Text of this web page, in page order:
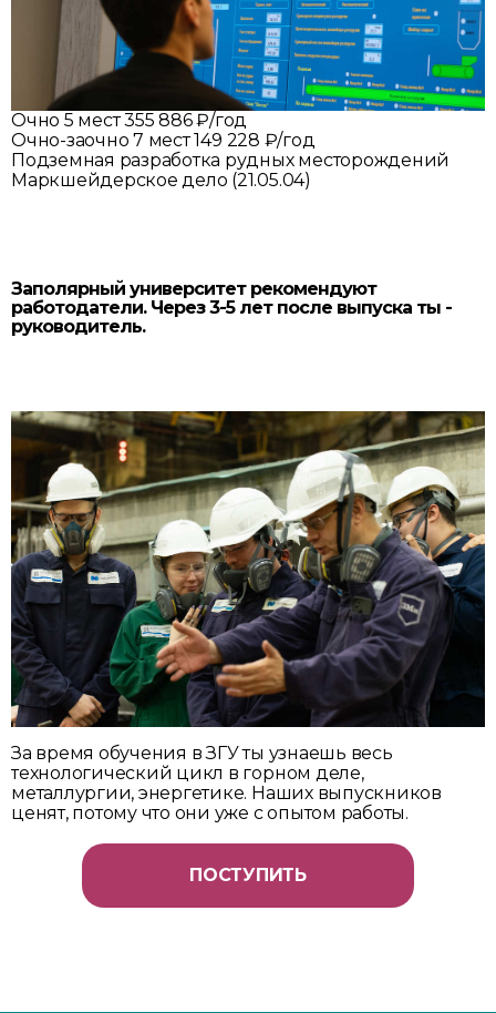
Очно 5 мест355 886 ₽/год
Очно-заочно 7 мест149 228 ₽/год
Подземная разработка рудных месторождений
Маркшейдерское дело (21.05.04)
Заполярный университет рекомендуют
работодатели. Через 3-5 лет после выпуска ты -
руководитель.
За время обучения в ЗГУ ты узнаешь весь
технологический цикл в горном деле,
металлургии, энергетике. Наших выпускников
ценят, потому что они уже с опытом работы.
ПОСТУПИТЬ